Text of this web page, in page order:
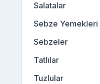
Salatalar
Sebze Yemekleri
Sebzeler
Tatlılar
Tuzlular